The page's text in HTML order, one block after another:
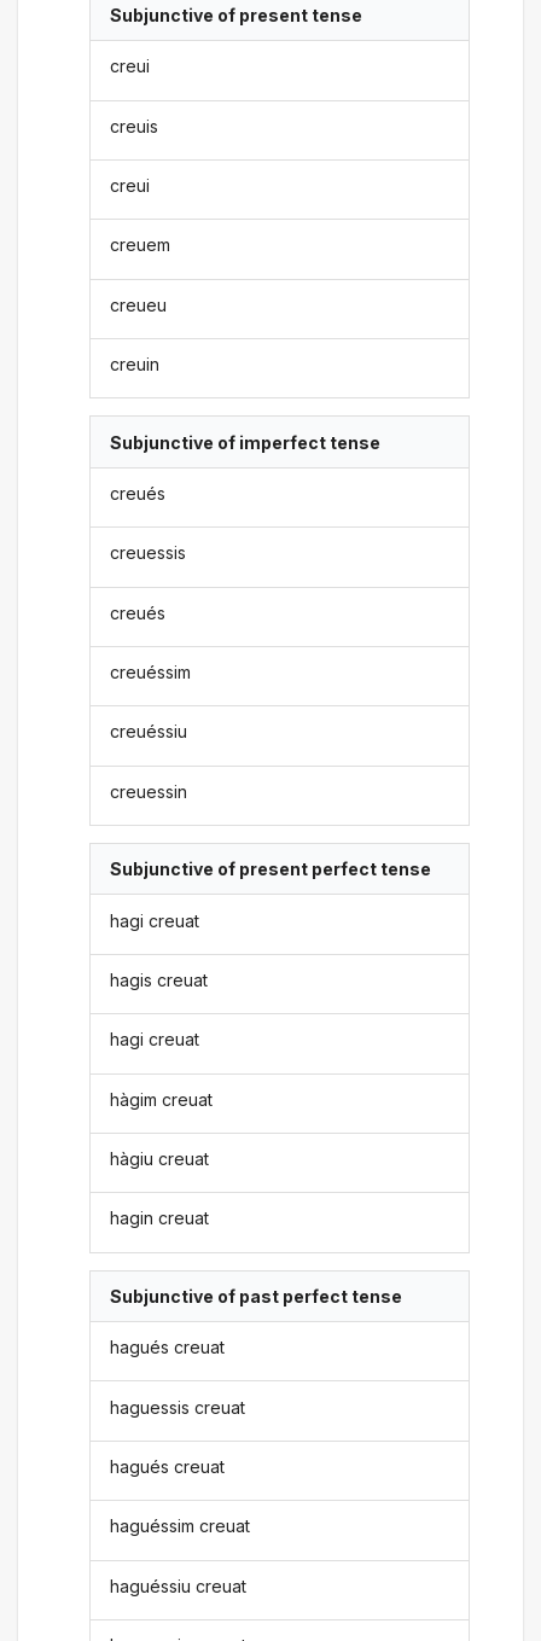
Subjunctive of present tense
creui
creuis
creui
creuem
creueu
creuin
Subjunctive of imperfect tense
creués
creuessis
creués
creuéssim
creuéssiu
creuessin
Subjunctive of present perfect tense
hagi creuat
hagis creuat
hagi creuat
hàgim creuat
hàgiu creuat
hagin creuat
Subjunctive of past perfect tense
hagués creuat
haguessis creuat
hagués creuat
haguéssim creuat
haguéssiu creuat